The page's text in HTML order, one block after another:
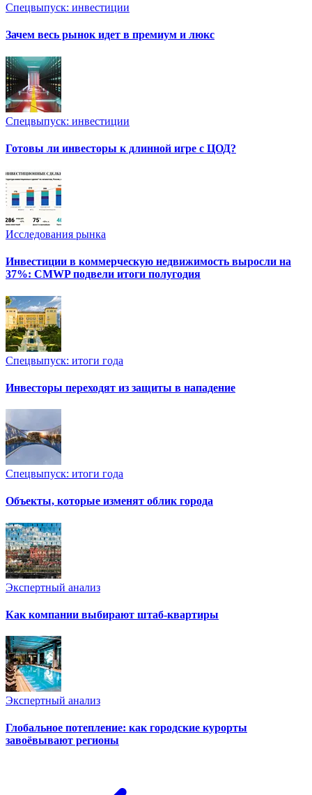
Спецвыпуск: инвестиции
Зачем весь рынок идет в премиум и люкс
Спецвыпуск: инвестиции
Готовы ли инвесторы к длинной игре с ЦОД?
Исследования рынка
Инвестиции в коммерческую недвижимость выросли на
37%: CMWP подвели итоги полугодия
Спецвыпуск: итоги года
Инвесторы переходят из защиты в нападение
Спецвыпуск: итоги года
Объекты, которые изменят облик города
Экспертный анализ
Как компании выбирают штаб-квартиры
Экспертный анализ
Глобальное потепление: как городские курорты
завоёвывают регионы